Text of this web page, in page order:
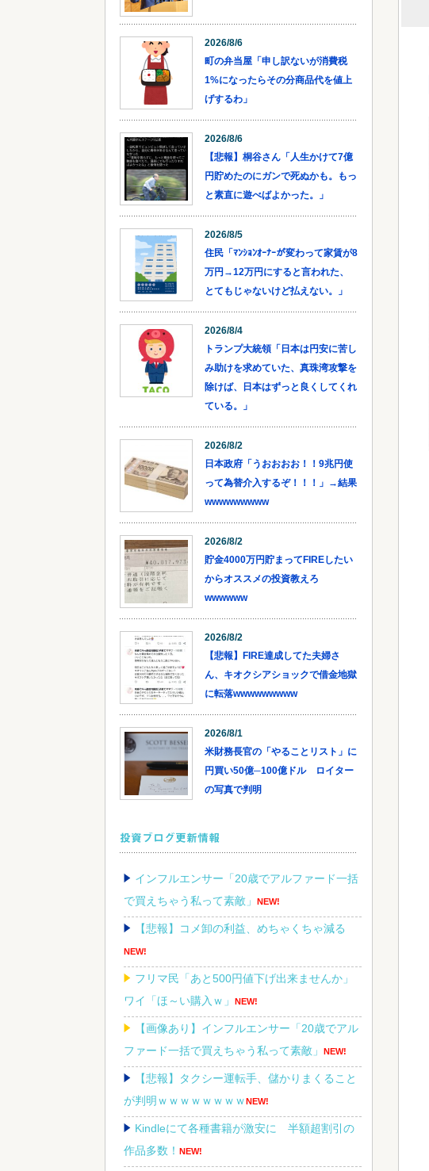
2026/8/6
町の弁当屋「申し訳ないが消費税
1%になったらその分商品代を値上
げするわ」
2026/8/6
【悲報】桐谷さん「人生かけて7億
円貯めたのにガンで死ぬかも。もっ
と素直に遊べばよかった。」
2026/8/5
住民「ﾏﾝｼｮﾝｵｰﾅｰが変わって家賃が8
万円→12万円にすると言われた、
とてもじゃないけど払えない。」
2026/8/4
トランプ大統領「日本は円安に苦し
み助けを求めていた、真珠湾攻撃を
除けば、日本はずっと良くしてくれ
ている。」
2026/8/2
日本政府「うおおおお！！9兆円使
って為替介入するぞ！！！」→結果
wwwwwwwww
2026/8/2
貯金4000万円貯まってFIREしたい
からオススメの投資教えろ
wwwwww
2026/8/2
【悲報】FIRE達成してた夫婦さ
ん、キオクシアショックで借金地獄
に転落wwwwwwwww
2026/8/1
米財務長官の「やることリスト」に
円買い50億─100億ドル ロイター
の写真で判明
投資ブログ更新情報
インフルエンサー「20歳でアルファード一括
で買えちゃう私って素敵」
NEW!
【悲報】コメ卸の利益、めちゃくちゃ減る
NEW!
フリマ民「あと500円値下げ出来ませんか」
ワイ「ほ～い購入ｗ」
NEW!
【画像あり】インフルエンサー「20歳でアル
ファード一括で買えちゃう私って素敵」
NEW!
【悲報】タクシー運転手、儲かりまくること
が判明ｗｗｗｗｗｗｗｗNEW!
Kindleにて各種書籍が激安に 半額超割引の
作品多数！ NEW!